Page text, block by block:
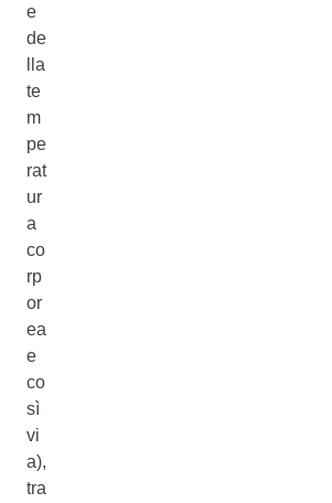
e
de
lla
te
m
pe
rat
ur
a
co
rp
or
ea
e
co
sì
vi
a),
tra